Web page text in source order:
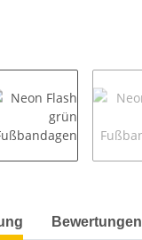
anzeigen
Bewertungen